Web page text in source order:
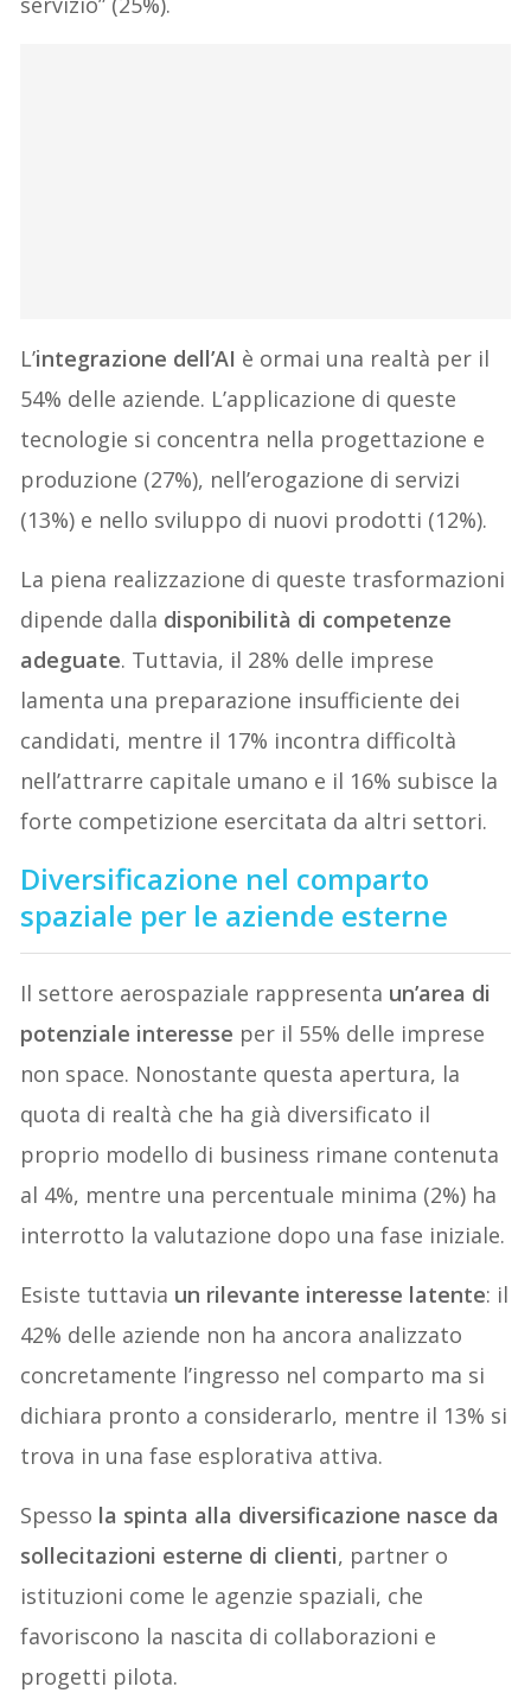
L’integrazione dell’AI è ormai una realtà per il
54% delle aziende. L’applicazione di queste
tecnologie si concentra nella progettazione e
produzione (27%), nell’erogazione di servizi
(13%) e nello sviluppo di nuovi prodotti (12%).
La piena realizzazione di queste trasformazioni
dipende dalla disponibilità di competenze
adeguate. Tuttavia, il 28% delle imprese
lamenta una preparazione insufficiente dei
candidati, mentre il 17% incontra difficoltà
nell’attrarre capitale umano e il 16% subisce la
forte competizione esercitata da altri settori.
Diversificazione nel comparto
spaziale per le aziende esterne
Il settore aerospaziale rappresenta un’area di
potenziale interesse per il 55% delle imprese
non space. Nonostante questa apertura, la
quota di realtà che ha già diversificato il
proprio modello di business rimane contenuta
al 4%, mentre una percentuale minima (2%) ha
interrotto la valutazione dopo una fase iniziale.
Esiste tuttavia un rilevante interesse latente: il
42% delle aziende non ha ancora analizzato
concretamente l’ingresso nel comparto ma si
dichiara pronto a considerarlo, mentre il 13% si
trova in una fase esplorativa attiva.
Spesso la spinta alla diversificazione nasce da
sollecitazioni esterne di clienti, partner o
istituzioni come le agenzie spaziali, che
favoriscono la nascita di collaborazioni e
progetti pilota.